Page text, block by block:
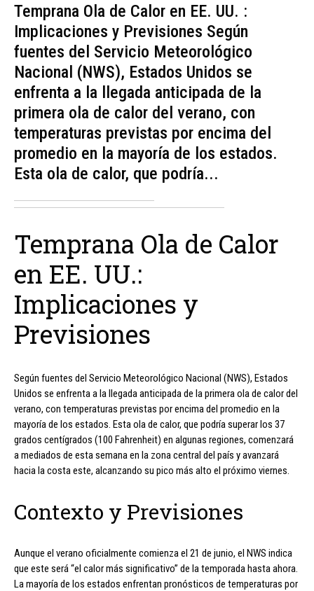
Temprana Ola de Calor en EE. UU. :
Implicaciones y Previsiones Según
fuentes del Servicio Meteorológico
Nacional (NWS), Estados Unidos se
enfrenta a la llegada anticipada de la
primera ola de calor del verano, con
temperaturas previstas por encima del
promedio en la mayoría de los estados.
Esta ola de calor, que podría...
Temprana Ola de Calor
en EE. UU.:
Implicaciones y
Previsiones
Según fuentes del Servicio Meteorológico Nacional (NWS), Estados
Unidos se enfrenta a la llegada anticipada de la primera ola de calor del
verano, con temperaturas previstas por encima del promedio en la
mayoría de los estados. Esta ola de calor, que podría superar los 37
grados centígrados (100 Fahrenheit) en algunas regiones, comenzará
a mediados de esta semana en la zona central del país y avanzará
hacia la costa este, alcanzando su pico más alto el próximo viernes.
Contexto y Previsiones
Aunque el verano oficialmente comienza el 21 de junio, el NWS indica
que este será “el calor más significativo” de la temporada hasta ahora.
La mayoría de los estados enfrentan pronósticos de temperaturas por